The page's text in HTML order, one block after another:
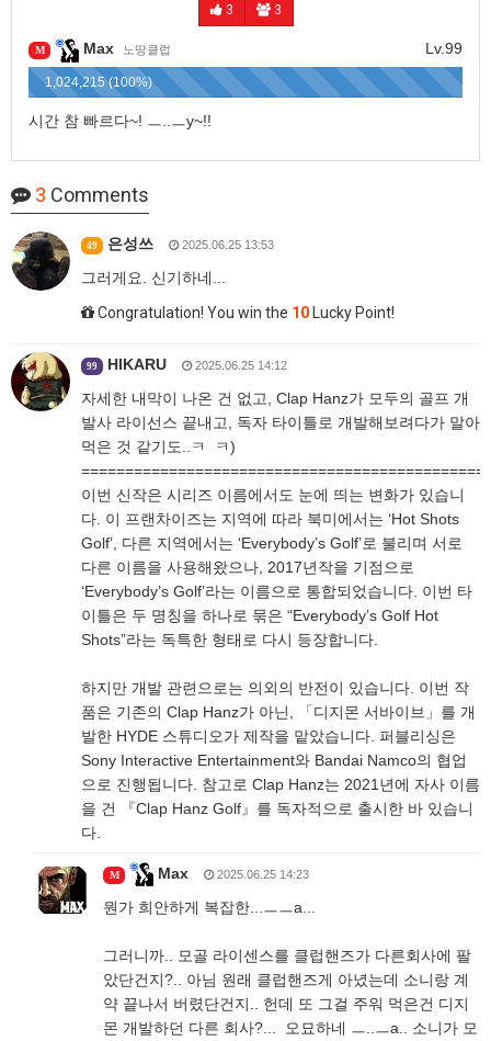
3 3
Lv.99
M Max 노땅클럽
1,024,215 (100%)
시간 참 빠르다~! ㅡ..ㅡy~!!
3 Comments
49 은성쓰 2025.06.25 13:53
그러게요. 신기하네...
Congratulation! You win the 10Lucky Point!
99 HIKARU 2025.06.25 14:12
자세한 내막이 나온 건 없고, Clap Hanz가 모두의 골프 개
발사 라이선스 끝내고, 독자 타이틀로 개발해보려다가 말아
먹은 것 같기도..ㅋ ㅋ)
이번 신작은 시리즈 이름에서도 눈에 띄는 변화가 있습니
다. 이 프랜차이즈는 지역에 따라 북미에서는 ‘Hot Shots
Golf’, 다른 지역에서는 ‘Everybody’s Golf’로 불리며 서로
다른 이름을 사용해왔으나, 2017년작을 기점으로
‘Everybody’s Golf’라는 이름으로 통합되었습니다. 이번 타
이틀은 두 명칭을 하나로 묶은 “Everybody’s Golf Hot
Shots”라는 독특한 형태로 다시 등장합니다.
하지만 개발 관련으로는 의외의 반전이 있습니다. 이번 작
품은 기존의 Clap Hanz가 아닌, 「디지몬 서바이브」를 개
발한 HYDE 스튜디오가 제작을 맡았습니다. 퍼블리싱은
Sony Interactive Entertainment와 Bandai Namco의 협업
으로 진행됩니다. 참고로 Clap Hanz는 2021년에 자사 이름
을 건 『Clap Hanz Golf』를 독자적으로 출시한 바 있습니
다.
M Max 2025.06.25 14:23
뭔가 희안하게 복잡한...ㅡㅡa...
그러니까.. 모골 라이센스를 클럽핸즈가 다른회사에 팔
았단건지?.. 아님 원래 클럽핸즈게 아녔는데 소니랑 계
약 끝나서 버렸단건지.. 헌데 또 그걸 주워 먹은건 디지
몬 개발하던 다른 회사?... 오묘하네 ㅡ..ㅡa.. 소니가 모